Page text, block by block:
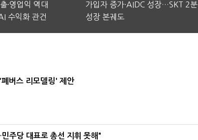
·영업익 역대
수익화 관건
가입자 증가·AIDC 성장…SKT 2
성장 본궤도
버스 리모델링' 제안
주당 대표로 총선 지휘 못해"